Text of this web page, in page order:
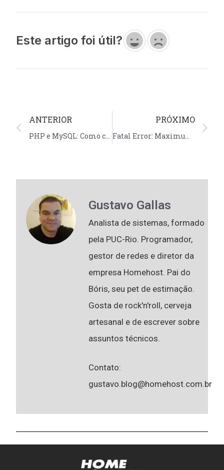
Este artigo foi útil?
ANTERIOR PRÓXIMO
Fatal Error: Maximum Execution Time Exceeded: como resolver
Gustavo Gallas
Analista de sistemas, formado
pela PUC-Rio. Programador,
gestor de redes e diretor da
empresa Homehost. Pai do
Bóris, seu pet de estimação.
Gosta de rock'n'roll, cerveja
artesanal e de escrever sobre
assuntos técnicos.
Contato:
gustavo.blog@homehost.com.br